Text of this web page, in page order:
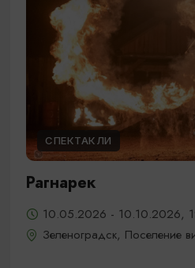
СПЕКТАКЛИ
Рагнарек
10.05.2026 - 10.10.2026,
Зеленоградск, Поселение